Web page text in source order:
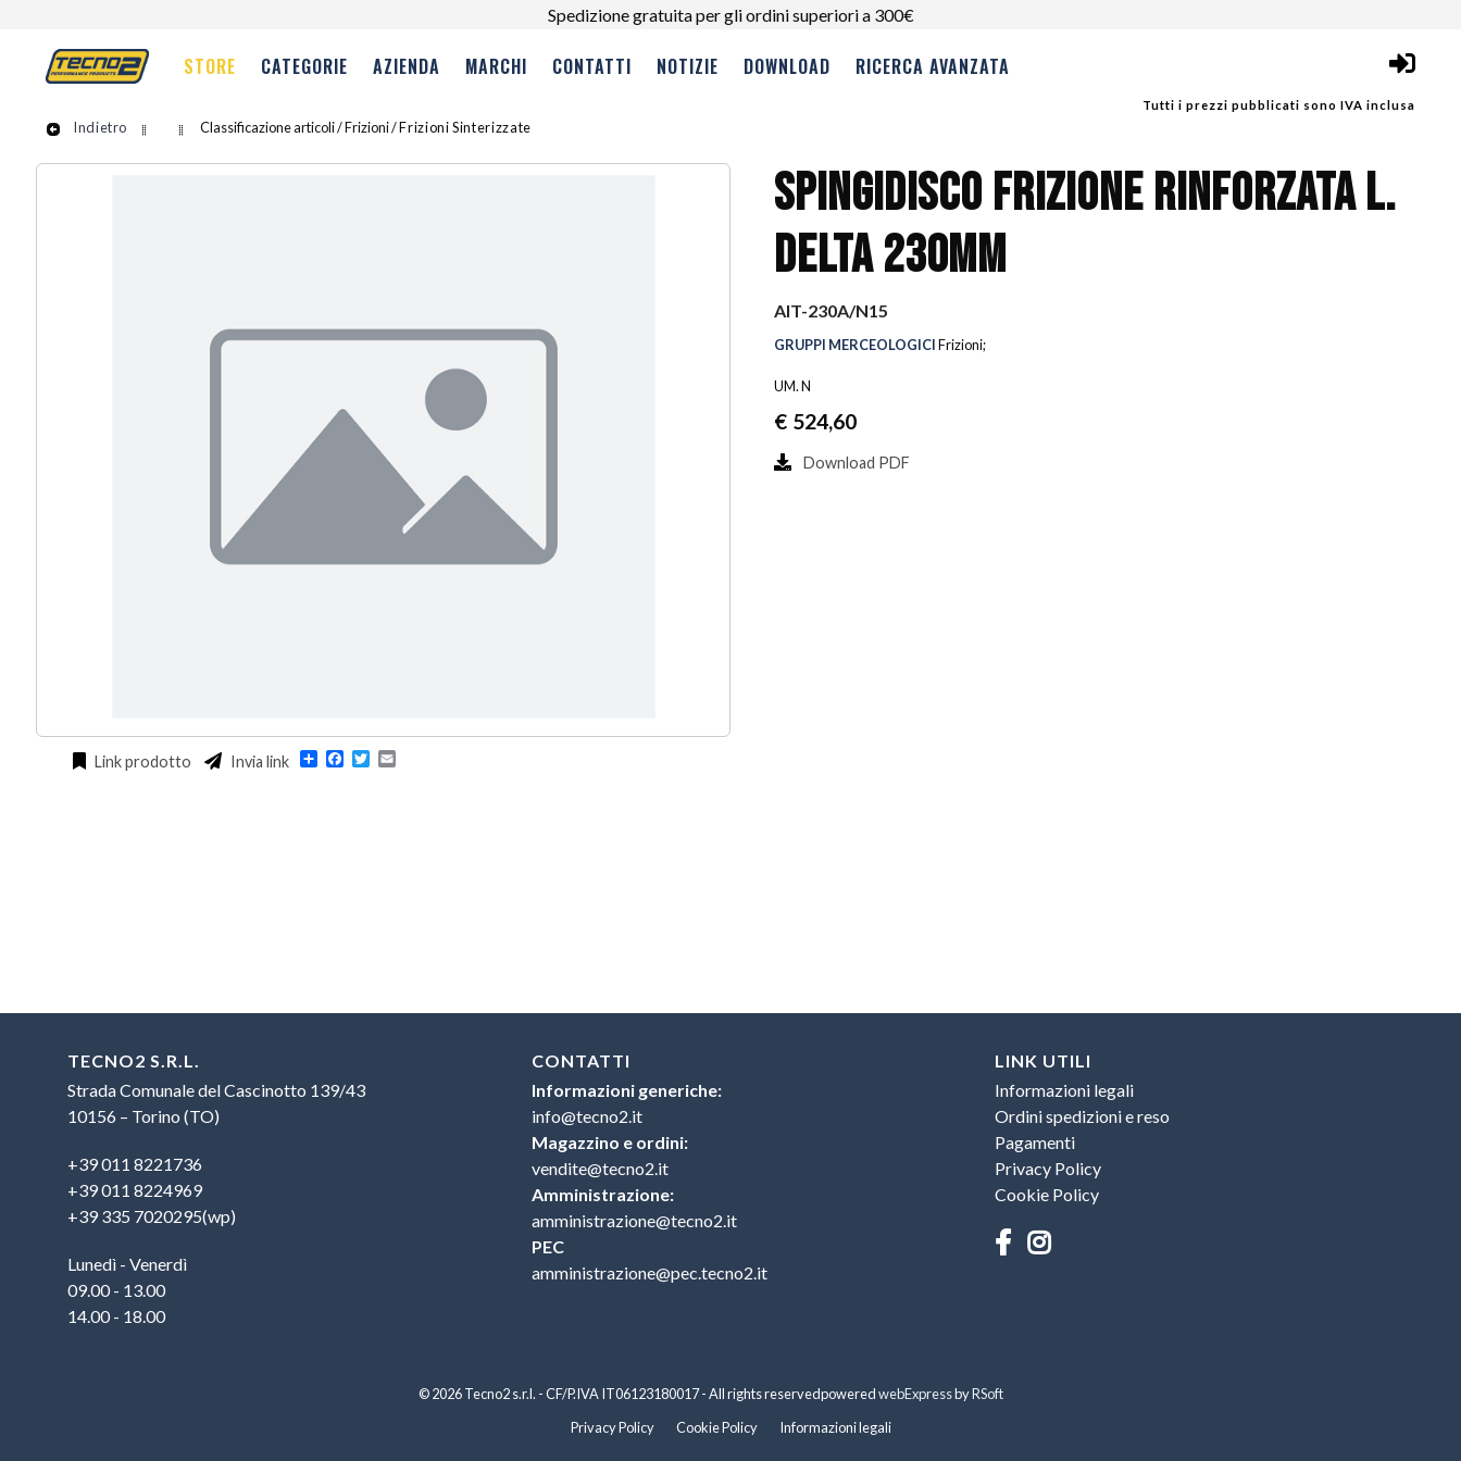
Spedizione gratuita per gli ordini superiori a 300€
Tutti i prezzi pubblicati sono IVA inclusa
STORE CATEGORIE AZIENDA MARCHI CONTATTI NOTIZIE DOWNLOAD RICERCA AVANZATA
Indietro Classificazione articoli / Frizioni /Frizioni Sinterizzate
SPINGIDISCO FRIZIONE RINFORZATA L.
DELTA 230MM
AIT-230A/N15
GRUPPI MERCEOLOGICIFrizioni
UM. N
Download PDF
€ 524,60
Link prodotto Invia link Condividi
Facebook
Twitter
Email
TECNO2 S.R.L.
Strada Comunale del Cascinotto 139/43
10156 – Torino (TO)
+39 011 8221736
+39 011 8224969
+39 335 7020295(wp)
Lunedì - Venerdì
09.00 - 13.00
14.00 - 18.00
CONTATTI
Informazioni generiche:
info@tecno2.it
Magazzino e ordini:
vendite@tecno2.it
Amministrazione:
amministrazione@tecno2.it
PEC
amministrazione@pec.tecno2.it
LINK UTILI
Informazioni legali
Ordini spedizioni e reso
Pagamenti
Privacy Policy
Cookie Policy
Privacy Policy Cookie Policy Informazioni legali
© 2026 Tecno2 s.r.l. - CF/P.IVA IT06123180017 - All rights reservedpoweredwebExpressbyRSoft